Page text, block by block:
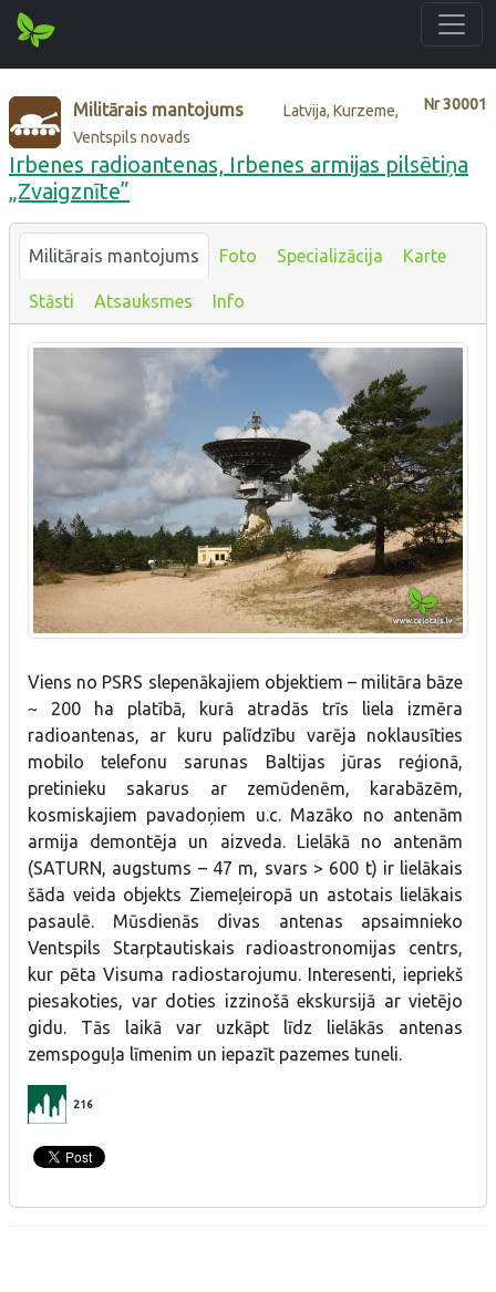
Nr30001
Militārais mantojums
Latvija, Kurzeme,
Ventspils novads
Irbenes radioantenas, Irbenes armijas pilsētiņa
„Zvaigznīte”
Militārais mantojums Foto Specializācija Karte
Stāsti Atsauksmes Info
Viens no PSRS slepenākajiem objektiem – militāra bāze
~ 200 ha platībā, kurā atradās trīs liela izmēra
radioantenas, ar kuru palīdzību varēja noklausīties
mobilo telefonu sarunas Baltijas jūras reģionā,
pretinieku sakarus ar zemūdenēm, karabāzēm,
kosmiskajiem pavadoņiem u.c. Mazāko no antenām
armija demontēja un aizveda. Lielākā no antenām
(SATURN, augstums – 47 m, svars > 600 t) ir lielākais
šāda veida objekts Ziemeļeiropā un astotais lielākais
pasaulē. Mūsdienās divas antenas apsaimnieko
Ventspils Starptautiskais radioastronomijas centrs,
kur pēta Visuma radiostarojumu. Interesenti, iepriekš
piesakoties, var doties izzinošā ekskursijā ar vietējo
gidu. Tās laikā var uzkāpt līdz lielākās antenas
zemspoguļa līmenim un iepazīt pazemes tuneli.
216